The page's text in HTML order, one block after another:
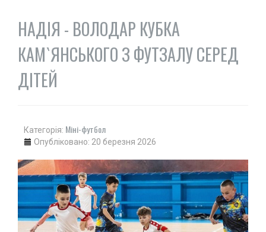
КОМБАТАН
ЛЕГКА АТЛЕТИКА
БІГ
ХОДЬБА
ВЕЛИКИЙ
НАСТІЛЬНИЙ
ВОДНІ ВИДИ
ПОЛО
ПЛАВАННЯ
СТРИБКИ З ТРАМПЛІНУ
СИНХРОННЕ ПЛАВАННЯ
НАДІЯ - ВОЛОДАР КУБКА
КАМ`ЯНСЬКОГО З ФУТЗАЛУ СЕРЕД
ДІТЕЙ
Категорія: Міні-футбол
Опубліковано: 20 березня 2026